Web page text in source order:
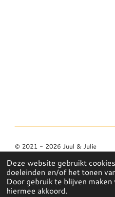
Deze website gebruikt
doeleinden en/of het tonen
Door gebruik te blijven maken
hiermee akkoord.
© 2021 - 2026 Juul & Julie